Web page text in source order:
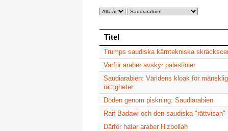
Titel
Trumps saudiska kärntekniska
Varför araber avskyr palestinier
Saudiarabien: Världens kloak för
rättigheter
Döden genom piskning: Saudiarabien
Raif Badawi och den saudiska "rättvisan"
Därför hatar araber Hizbollah
Titel